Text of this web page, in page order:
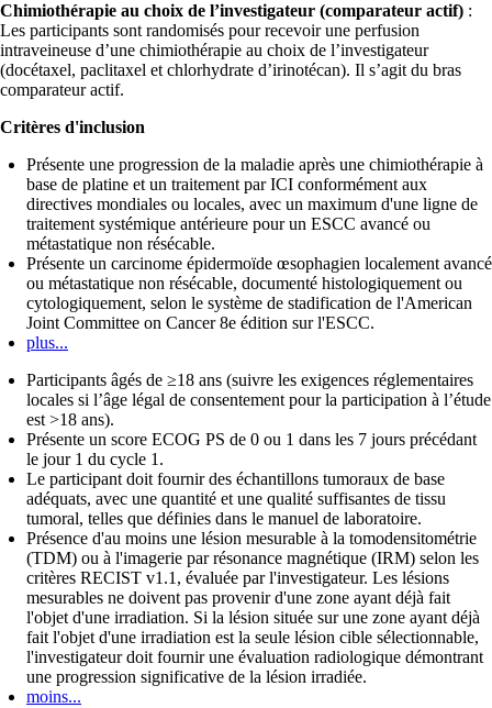
Chimiothérapie au choix de l’investigateur (comparateur actif) :
Les participants sont randomisés pour recevoir une perfusion
intraveineuse d’une chimiothérapie au choix de l’investigateur
(docétaxel, paclitaxel et chlorhydrate d’irinotécan). Il s’agit du bras
comparateur actif.
Critères d'inclusion
Présente une progression de la maladie après une chimiothérapie à
base de platine et un traitement par ICI conformément aux
directives mondiales ou locales, avec un maximum d'une ligne de
traitement systémique antérieure pour un ESCC avancé ou
métastatique non résécable.
Présente un carcinome épidermoïde œsophagien localement avancé
ou métastatique non résécable, documenté histologiquement ou
cytologiquement, selon le système de stadification de l'American
Joint Committee on Cancer 8e édition sur l'ESCC.
plus...
Participants âgés de ≥18 ans (suivre les exigences réglementaires
locales si l’âge légal de consentement pour la participation à l’étude
est >18 ans).
Présente un score ECOG PS de 0 ou 1 dans les 7 jours précédant
le jour 1 du cycle 1.
Le participant doit fournir des échantillons tumoraux de base
adéquats, avec une quantité et une qualité suffisantes de tissu
tumoral, telles que définies dans le manuel de laboratoire.
Présence d'au moins une lésion mesurable à la tomodensitométrie
(TDM) ou à l'imagerie par résonance magnétique (IRM) selon les
critères RECIST v1.1, évaluée par l'investigateur. Les lésions
mesurables ne doivent pas provenir d'une zone ayant déjà fait
l'objet d'une irradiation. Si la lésion située sur une zone ayant déjà
fait l'objet d'une irradiation est la seule lésion cible sélectionnable,
l'investigateur doit fournir une évaluation radiologique démontrant
une progression significative de la lésion irradiée.
moins...